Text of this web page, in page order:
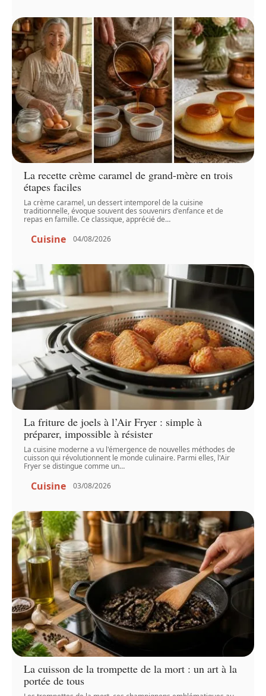
La recette crème caramel de grand-mère en trois
étapes faciles
La crème caramel, un dessert intemporel de la cuisine
traditionnelle, évoque souvent des souvenirs d'enfance et de
repas en famille. Ce classique, apprécié de…
Cuisine 04/08/2026
La friture de joels à l’Air Fryer : simple à
préparer, impossible à résister
La cuisine moderne a vu l'émergence de nouvelles méthodes de
cuisson qui révolutionnent le monde culinaire. Parmi elles, l'Air
Fryer se distingue comme un…
Cuisine 03/08/2026
La cuisson de la trompette de la mort : un art à la
portée de tous